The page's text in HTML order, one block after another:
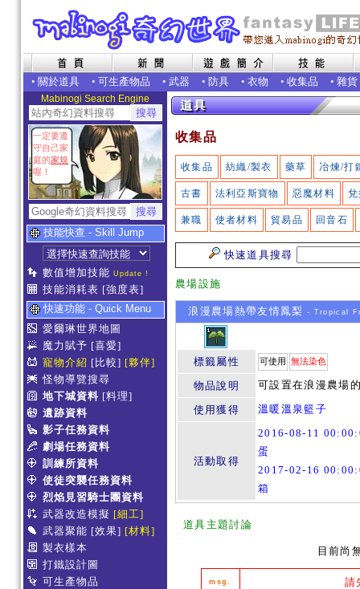
• 關於道具 • 可生產物品 • 武器 • 防具 • 衣物 • 收集品 • 雜貨
Mabinogi Search Engine
一定要遵
守自己家
庭的家規
喔！
技能快查 - Skill Jump
數值增加技能 Update !
技能消耗表 [強度表]
快速功能 - Quick Menu
愛爾琳世界地圖
魔力賦予 [喜愛]
寵物介紹 [比較] [夥伴]
怪物導覽搜尋
地下城資料 [料理]
遺跡資料
影子任務資料
劇場任務資料
訓練所資料
使徒突襲任務資料
烈焰見習騎士團資料
武器改造模擬 [細工]
武器聚能 [效果] [材料]
製衣樣本
打鐵設計圖
可生產物品
收集品
收集品 紡織/製衣 藥草 冶煉/打
古書 法利亞斯寶物 惡魔材料
兼職 使者材料 貿易品 回音石
快速道具搜尋
農場設施
浪漫農場熱帶友情鳳梨 - Tropical
標籤屬性 可使用 無法染色
物品說明 可設置在浪漫農場
使用獲得 溫暖溫泉籃子
活動取得
2016-08-11
蛋
2017-02-16
箱
道具主題討論
目前尚
msg. 請